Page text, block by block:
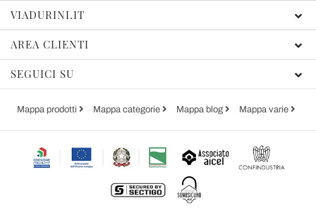
VIADURINI.IT
AREA CLIENTI
SEGUICI SU
Mappa prodotti Mappa categorie Mappa blog Mappa varie